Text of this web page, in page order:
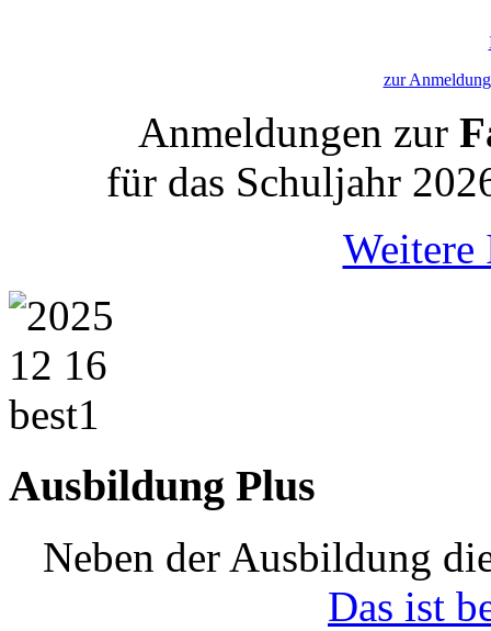
zur
Anmeldungen zur
für das Schuljahr
Weitere
Ausbildung Plus
Neben der Ausbildung
Das ist